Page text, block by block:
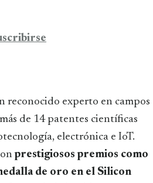
reconocido experto en campos
de 14 patentes científicas
electrónica e IoT.
prestigiosos premios como
de oro en el Silicon